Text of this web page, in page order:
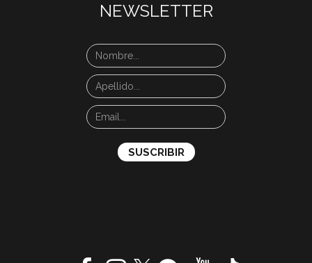
NEWSLETTER